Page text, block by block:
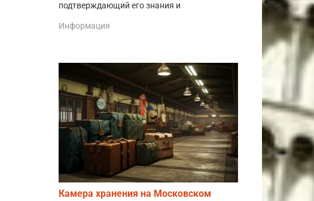
подтверждающий его знания и
Информация
Камера хранения на Московском